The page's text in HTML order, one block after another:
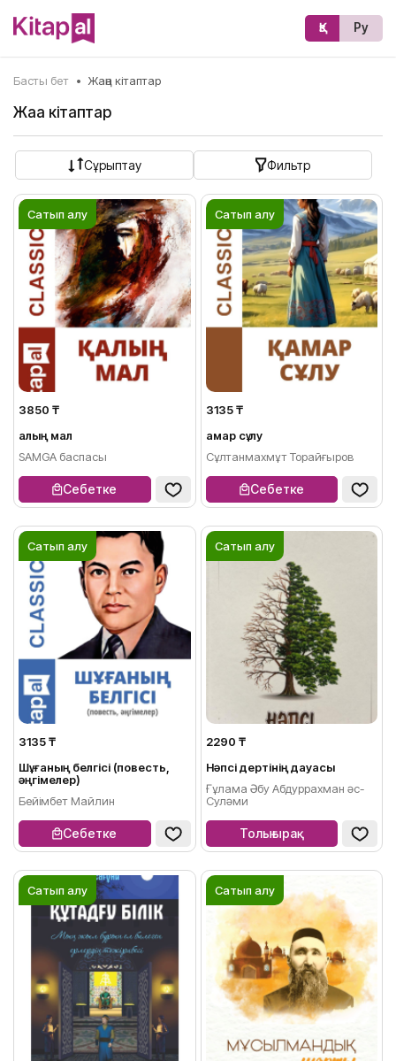
Қз Ру
Басты бет • Жаңа кітаптар
Жаңа кітаптар
Сұрыптау Фильтр
Сатып алу
3850 ₸
Қалың мал
SAMGA баспасы
Себетке
Сатып алу
3135 ₸
Қамар сұлу
Сұлтанмахмұт Торайғыров
Себетке
Сатып алу
3135 ₸
Шұғаның белгісі (повесть,
әңгімелер)
Бейімбет Майлин
Себетке
Сатып алу
2290 ₸
Нәпсі дертінің дауасы
Ғұлама Әбу Абдуррахман әс-
Суләми
Толығырақ
Сатып алу Сатып алу